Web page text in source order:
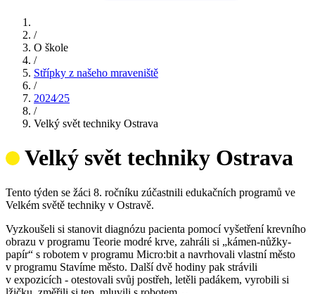
/
O škole
/
Střípky z našeho mraveniště
/
2024⁄25
/
Velký svět techniky Ostrava
Velký svět techniky Ostrava
Tento týden se žáci 8. ročníku zúčastnili edukačních programů ve
Velkém světě techniky v Ostravě.
Vyzkoušeli si stanovit diagnózu pacienta pomocí vyšetření krevního
obrazu v programu Teorie modré krve, zahráli si „kámen-nůžky-
papír“ s robotem v programu Micro:bit a navrhovali vlastní město
v programu Stavíme město. Další dvě hodiny pak strávili
v expozicích - otestovali svůj postřeh, letěli padákem, vyrobili si